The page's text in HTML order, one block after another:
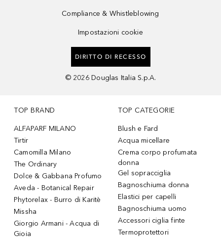
Compliance & Whistleblowing
Impostazioni cookie
DIRITTO DI RECESSO
© 2026 Douglas Italia S.p.A.
TOP BRAND
ALFAPARF MILANO
Tirtir
Camomilla Milano
The Ordinary
Dolce & Gabbana Profumo
Aveda - Botanical Repair
Phytorelax - Burro di Karitè
Missha
Giorgio Armani - Acqua di
Gioia
TOP CATEGORIE
Blush e Fard
Acqua micellare
Crema corpo profumata
donna
Gel sopracciglia
Bagnoschiuma donna
Elastici per capelli
Bagnoschiuma uomo
Accessori ciglia finte
Termoprotettori